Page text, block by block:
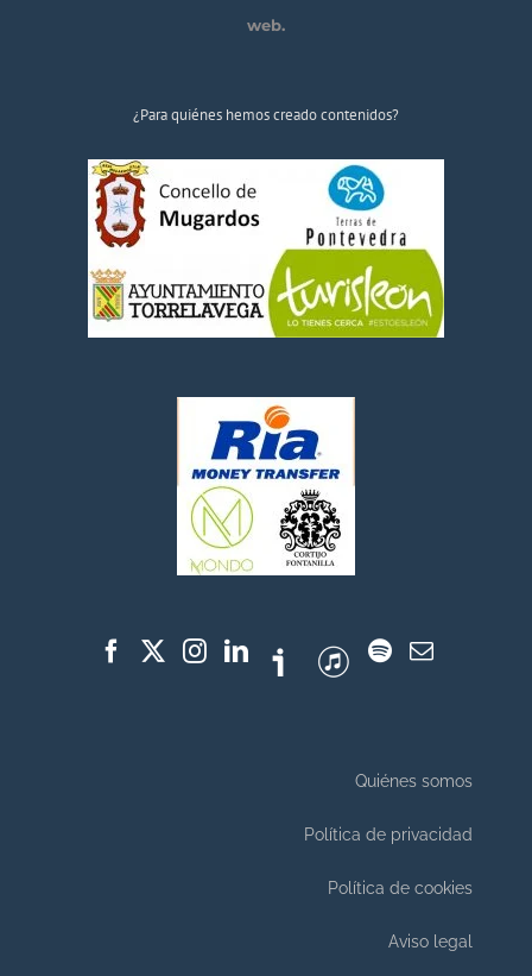
web.
¿Para quiénes hemos creado contenidos?
Quiénes somos
Política de privacidad
Política de cookies
Aviso legal